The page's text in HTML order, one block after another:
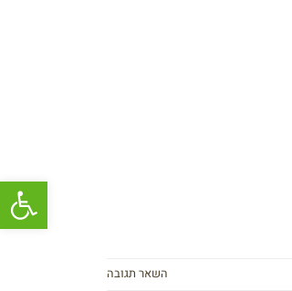
השאר תגובה